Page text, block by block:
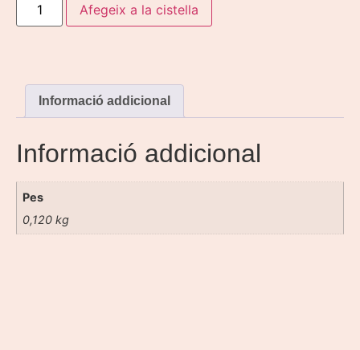
Afegeix a la cistella
Informació addicional
Informació addicional
Pes
0,120 kg